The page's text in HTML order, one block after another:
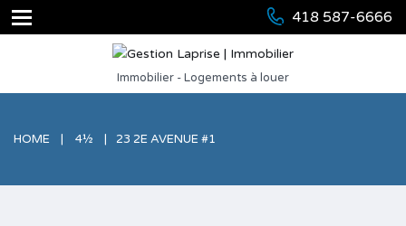
418 587-6666
Immobilier - Logements à louer
HOME 4½ 23 2E AVENUE #1